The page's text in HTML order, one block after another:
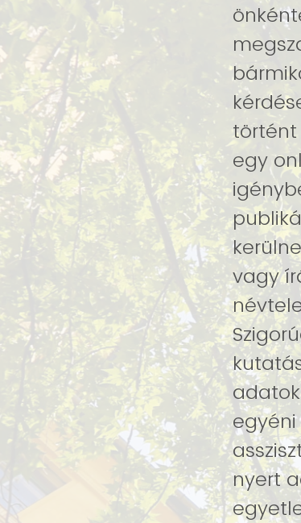
történt
egy
vagy
nyert